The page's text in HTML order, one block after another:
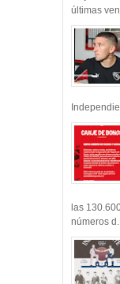
últimas
las
números d...